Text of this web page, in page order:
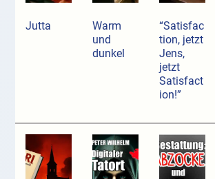
Jutta
Warm
und
dunkel
“Satisfac
tion, jetzt
Jens,
jetzt
Satisfact
ion!”